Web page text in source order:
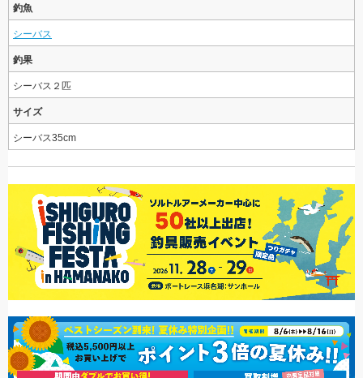
釣魚
シーバス
釣果
シーバス２匹
サイズ
シーバス35cm